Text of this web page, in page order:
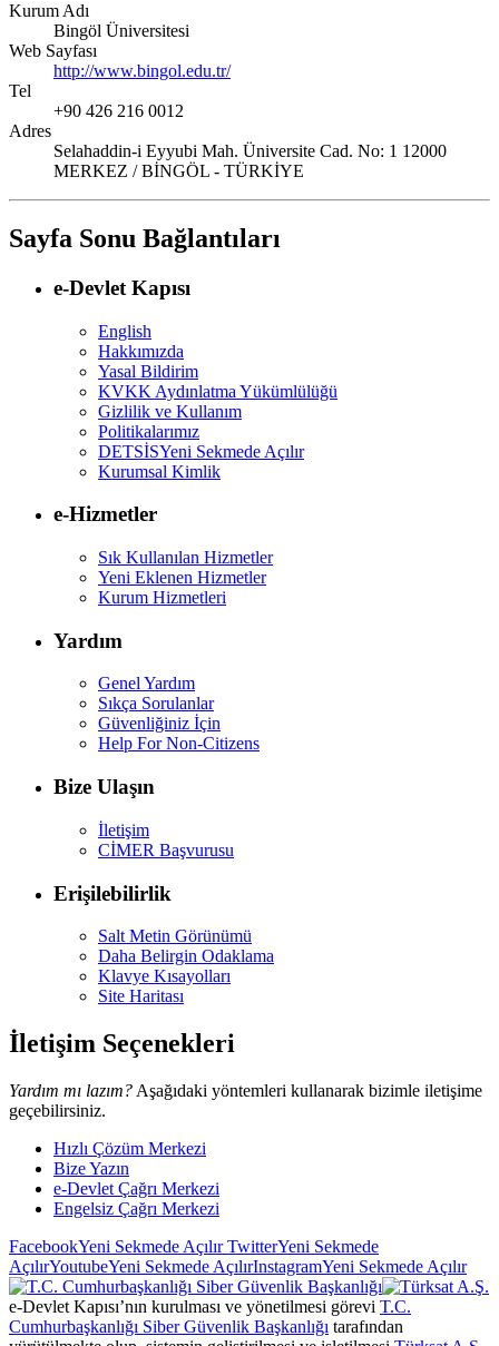
Kurum Adı
Bingöl Üniversitesi
Web Sayfası
http://www.bingol.edu.tr/
Tel
+90 426 216 0012
Adres
Selahaddin-i Eyyubi Mah. Üniversite Cad. No: 1 12000
MERKEZ / BİNGÖL - TÜRKİYE
Sayfa Sonu Bağlantıları
e-Devlet Kapısı
English
Hakkımızda
Yasal Bildirim
KVKK Aydınlatma Yükümlülüğü
Gizlilik ve Kullanım
Politikalarımız
DETSİSYeni Sekmede Açılır
Kurumsal Kimlik
e-Hizmetler
Sık Kullanılan Hizmetler
Yeni Eklenen Hizmetler
Kurum Hizmetleri
Yardım
Genel Yardım
Sıkça Sorulanlar
Güvenliğiniz İçin
Help For Non-Citizens
Bize Ulaşın
İletişim
CİMER Başvurusu
Erişilebilirlik
Salt Metin Görünümü
Daha Belirgin Odaklama
Klavye Kısayolları
Site Haritası
İletişim Seçenekleri
Yardım mı lazım? Aşağıdaki yöntemleri kullanarak bizimle iletişime
geçebilirsiniz.
Hızlı Çözüm Merkezi
Bize Yazın
e-Devlet Çağrı Merkezi
Engelsiz Çağrı Merkezi
FacebookYeni Sekmede AçılırTwitterYeni Sekmede
AçılırYoutubeYeni Sekmede AçılırInstagramYeni Sekmede Açılır
e-Devlet Kapısı’nın kurulması ve yönetilmesi görevi T.C.
Cumhurbaşkanlığı Siber Güvenlik Başkanlığı tarafından